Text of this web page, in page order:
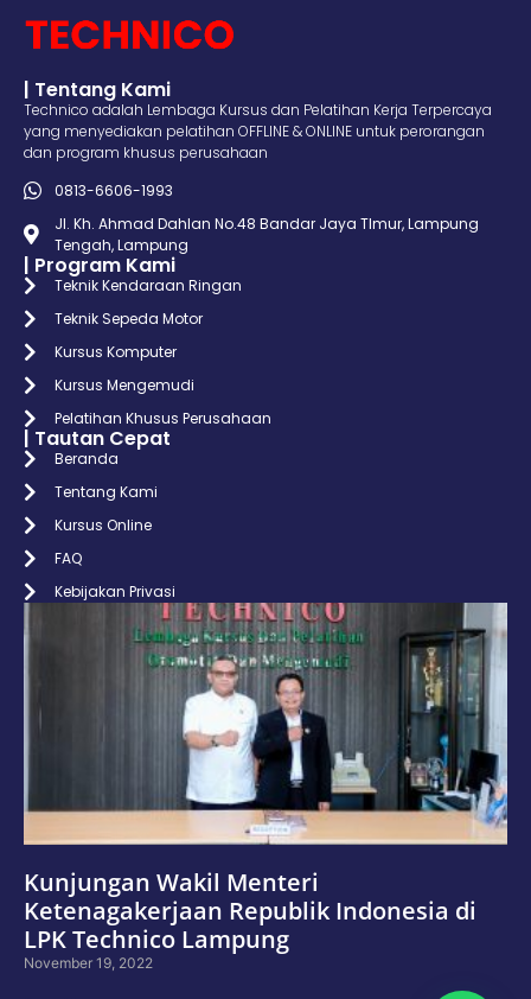
| Tentang Kami
Technico adalah Lembaga Kursus dan Pelatihan Kerja Terpercaya
yang menyediakan pelatihan OFFLINE & ONLINE untuk perorangan
dan program khusus perusahaan
0813-6606-1993
Jl. Kh. Ahmad Dahlan No.48 Bandar Jaya TImur, Lampung
Tengah, Lampung
| Program Kami
Teknik Kendaraan Ringan
Teknik Sepeda Motor
Kursus Komputer
Kursus Mengemudi
Pelatihan Khusus Perusahaan
| Tautan Cepat
Beranda
Tentang Kami
Kursus Online
FAQ
Kebijakan Privasi
Kunjungan Wakil Menteri
Ketenagakerjaan Republik Indonesia di
LPK Technico Lampung
November 19, 2022